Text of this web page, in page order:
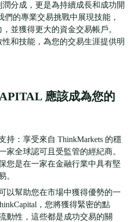
分成，更是為持續成長和成功開
的專業交易挑戰中展現技能，
並獲得更大的資金交易帳戶。
和技能，為您的交易生涯提供明
應該成為您的
持：享受來自 ThinkMarkets 的穩
家全球認可且受監管的經紀商。
您是在一家在金融行業中具有堅
。
以幫助您在市場中獲得優勢的一
，您將獲得緊密的點
動性，這些都是成功交易的關